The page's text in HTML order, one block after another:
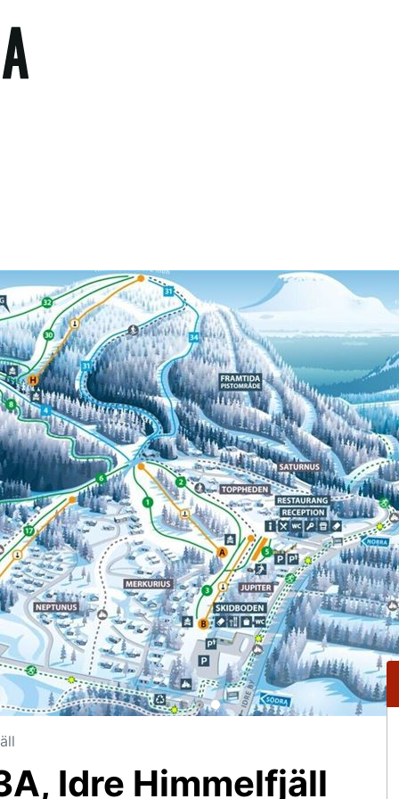
Idre Himmelfjäll